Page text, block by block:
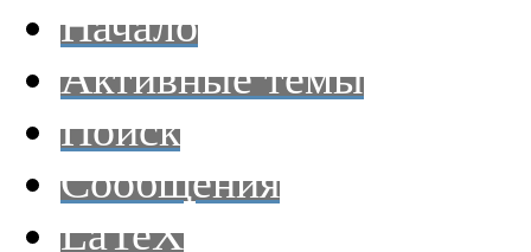
Начало
Активные темы
Поиск
Сообщения
LaTeX